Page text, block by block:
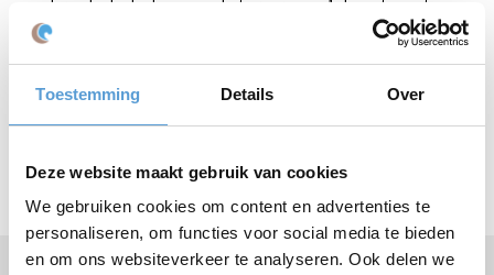
Toestemming Details Over
Deze website maakt gebruik van cookies
We gebruiken cookies om content en advertenties te
personaliseren, om functies voor social media te bieden
en om ons websiteverkeer te analyseren. Ook delen we
school betrokken. Inhoudelijk nemen de instructeurs van Beleving
aan Zee het over. De docenten blijven aanwezig om te kijken of
iedereen zich netjes gedraagt - dit kan vanaf de zijlijn of door zich
actief met het spel te bemoeien. Ook is dit een mooi moment
persoonlijke begeleiding. Na afloop van de activiteiten stappen
de leerlingen voldaan en met een brede glimlach op de fiets!